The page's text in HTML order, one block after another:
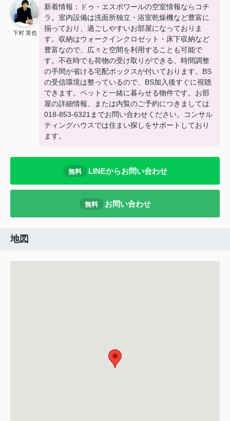
下村 英也
新着情報：ドゥ・エスポワールの空室情報ならコチ
ラ。室内設備は洗面所独立・浴室乾燥機など豊富に
揃っており、過ごしやすいお部屋になっておりま
す。収納はウォークインクロゼット・床下収納など
豊富なので、広々と空間を利用することも可能で
す。不在時でも荷物の受け取りができる、時間調整
の手間が省ける宅配ボックスが付いております。BS
の受信環境は整っているので、BS加入後すぐに視聴
できます。ペットと一緒に暮らせる物件です。お部
屋の詳細情報、または内覧のご予約につきましては
018-853-6321までお問い合わせください。コンサル
ティングハウスでは住まい探しをサポートしており
ます。
無料 LINEからお問い合わせ
無料 お問い合わせ
地図